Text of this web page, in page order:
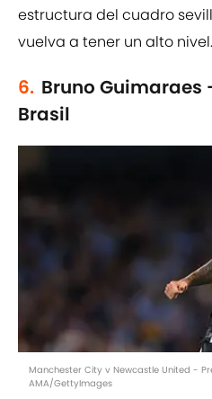
estructura del cuadro
vuelva a tener un alto nivel.
6. Bruno Guimaraes
Brasil
Manchester City v Newcastle United -
AMA/GettyImages